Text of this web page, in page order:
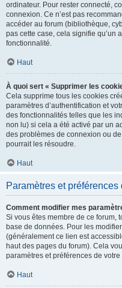
ordinateur. Pour rester connecté,
connexion. Ce n’est pas
accéder au forum (bibliothèque,
pas cette case, cela signifie qu’un
fonctionnalité.
Haut
À quoi sert « Supprimer les
Cela supprime tous les cookies
paramètres d’authentification et
des fonctionnalités telles que les
non lu) si cela a été activé par un
des problèmes de connexion ou
pourrait les résoudre.
Haut
Paramètres et préférences
Comment modifier mes
Si vous êtes membre de ce forum,
base de données. Pour les
(généralement ce lien est
haut des pages du forum). Cela
paramètres et préférences de votre
Haut